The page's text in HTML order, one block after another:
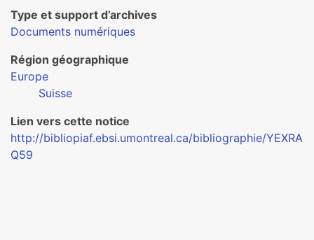
Type et support d’archives
Documents numériques
Région géographique
Europe
Suisse
Lien vers cette notice
http://bibliopiaf.ebsi.umontreal.ca/bibliographie/YEXRA
Q59